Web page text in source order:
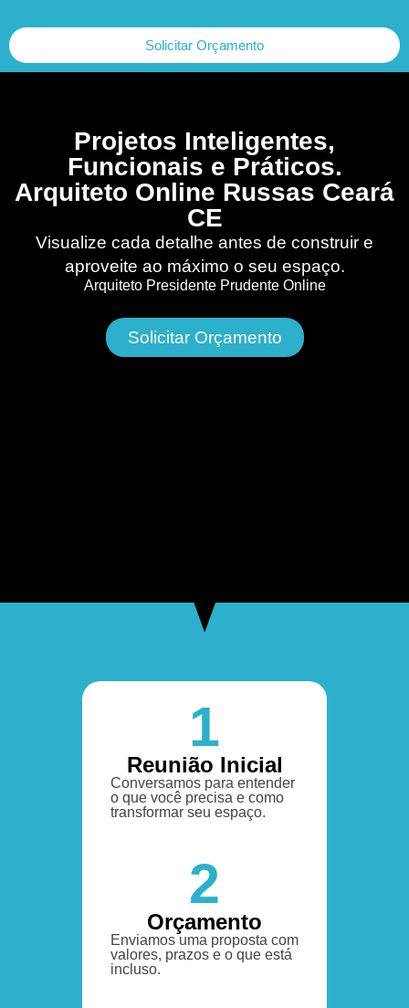
Solicitar Orçamento
Projetos Inteligentes,
Funcionais e Práticos.
Arquiteto Online Russas Ceará
CE
Visualize cada detalhe antes de construir e
aproveite ao máximo o seu espaço.
Arquiteto Presidente Prudente Online
Solicitar Orçamento
1
Reunião Inicial
Conversamos para entender
o que você precisa e como
transformar seu espaço.
2
Orçamento
Enviamos uma proposta com
valores, prazos e o que está
incluso.